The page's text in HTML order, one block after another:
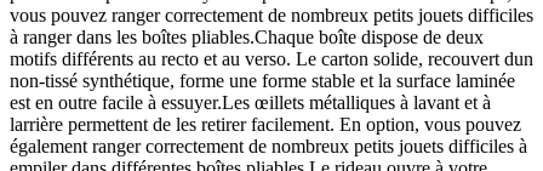
vous pouvez ranger correctement de nombreux petits jouets difficiles
à ranger dans les boîtes pliables.Chaque boîte dispose de deux
motifs différents au recto et au verso. Le carton solide, recouvert dun
non-tissé synthétique, forme une forme stable et la surface laminée
est en outre facile à essuyer.Les œillets métalliques à lavant et à
larrière permettent de les retirer facilement. En option, vous pouvez
également ranger correctement de nombreux petits jouets difficiles à